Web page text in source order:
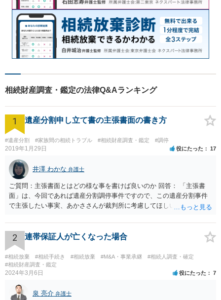
相続財産調査・鑑定の法律Q&Aランキング
1 遺産分割申し立て書の主張書面の書き方
#遺産分割 #家族間の相続トラブル #相続財産調査・鑑定 #調停
2019年1月29日 役にたった 17
井澤 わかな 弁護士
ご質問：主張書面とはどの様な事を書けば良いのか 回答： 「主張書
面」は、今回であれば遺産分割調停事件ですので、この遺産分割事件
で主張したい事実、あかささんが裁判所に考慮してほしいと思う、亡
ります。 もし、主張したい事実や考慮してほしい事情に関連して
資料を持っているようであれば、主張書面とは別で提出できます。も
し、お姉さんに見られたくないような資料がある場合、「非開示の希
望に関する申出書」と共に提出することも考えられます。 ご質問：書
いた方が良い事と書かない方が良い事 回答： お姉さんが申立書の「申
立ての趣旨」のところに書いている遺産の分け方に対して意見があれ
ば、まずそれを書くとよいです。 次に「申立ての理由」のところに、
なぜ調停を申し立てたのか(例えば、あかささんと話合いが出来ない／
2 連帯保証人が亡くなった場合
#相続放棄 #相続手続き #相続放棄 #M&A・事業承継
#相続人調査・確定
#相続財産調査・鑑定
2024年3月6日 役にたった 7
泉 亮介 弁護士